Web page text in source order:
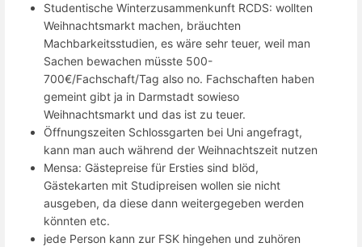
Studentische Winterzusammenkunft RCDS: wollten
Weihnachtsmarkt machen, bräuchten
Machbarkeitsstudien, es wäre sehr teuer, weil man
Sachen bewachen müsste 500-
700€/Fachschaft/Tag also no. Fachschaften haben
gemeint gibt ja in Darmstadt sowieso
Weihnachtsmarkt und das ist zu teuer.
Öffnungszeiten Schlossgarten bei Uni angefragt,
kann man auch während der Weihnachtszeit nutzen
Mensa: Gästepreise für Ersties sind blöd,
Gästekarten mit Studipreisen wollen sie nicht
ausgeben, da diese dann weitergegeben werden
könnten etc.
jede Person kann zur FSK hingehen und zuhören